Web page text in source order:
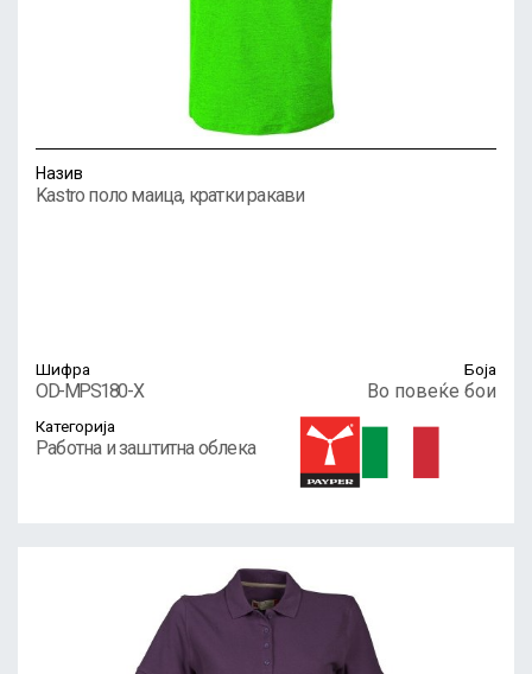
Назив
Kastro поло маица, кратки ракави
Шифра
OD-MPS180-X
Боја
Во повеќе бои
Категорија
Работна и заштитна облека